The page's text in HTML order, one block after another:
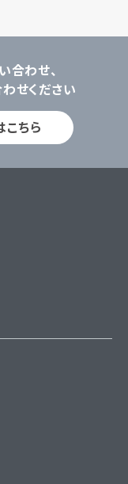
合わせ、
せください
こちら